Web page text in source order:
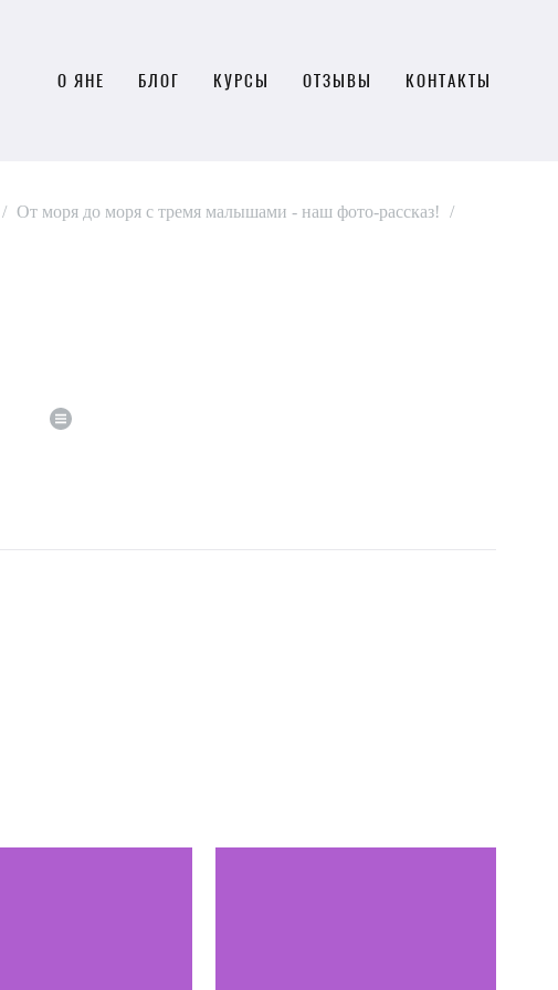
О ЯНЕ БЛОГ КУРСЫ ОТЗЫВЫ КОНТАКТЫ
/ От моря до моря с тремя малышами - наш фото-рассказ! /